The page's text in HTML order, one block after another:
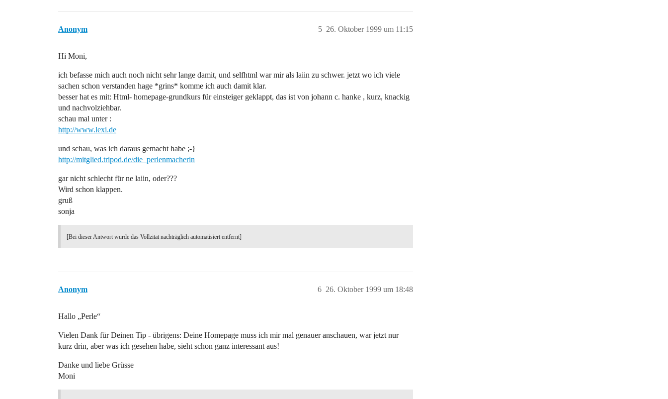
Anonym 26. Oktober 1999 um 11:15
5
Hi Moni,
ich befasse mich auch noch nicht sehr lange damit, und selfhtml war mir als laiin zu schwer. jetzt wo ich viele
sachen schon verstanden hage *grins* komme ich auch damit klar.
besser hat es mit: Html- homepage-grundkurs für einsteiger geklappt, das ist von johann c. hanke , kurz, knackig
und nachvolziehbar.
schau mal unter :
http://www.lexi.de
und schau, was ich daraus gemacht habe ;-}
http://mitglied.tripod.de/die_perlenmacherin
gar nicht schlecht für ne laiin, oder???
Wird schon klappen.
gruß
sonja
[Bei dieser Antwort wurde das Vollzitat nachträglich automatisiert entfernt]
Anonym 26. Oktober 1999 um 18:48
6
Hallo „Perle“
Vielen Dank für Deinen Tip - übrigens: Deine Homepage muss ich mir mal genauer anschauen, war jetzt nur
kurz drin, aber was ich gesehen habe, sieht schon ganz interessant aus!
Danke und liebe Grüsse
Moni